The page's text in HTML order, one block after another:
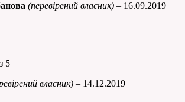
(перевірений власник) – 16.09.2019
з 5
власник) – 14.12.2019